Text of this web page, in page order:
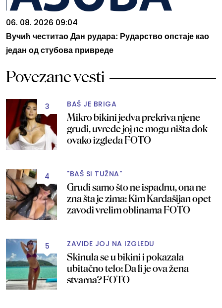
06. 08. 2026 09:04
Вучић честитао Дан рудара: Рударство опстаје као
један од стубова привреде
Povezane vesti
3 BAŠ JE BRIGA
Mikro bikini jedva prekriva njene
grudi, uvrede joj ne mogu ništa dok
ovako izgleda FOTO
4 "BAŠ SI TUŽNA"
Grudi samo što ne ispadnu, ona ne
zna šta je zima: Kim Kardašijan opet
zavodi vrelim oblinama FOTO
5 ZAVIDE JOJ NA IZGLEDU
Skinula se u bikini i pokazala
ubitačno telo: Da li je ova žena
stvarna? FOTO